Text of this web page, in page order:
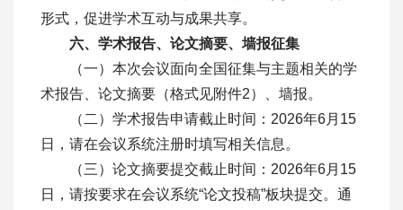
形式，促进学术互动与成果共享。
六、学术报告、论文摘要、墙报征集
（一）本次会议面向全国征集与主题相关的学
术报告、论文摘要（格式见附件2）、墙报。
（二）学术报告申请截止时间：2026年6月15
日，请在会议系统注册时填写相关信息。
（三）论文摘要提交截止时间：2026年6月15
日，请按要求在会议系统“论文投稿”板块提交。通